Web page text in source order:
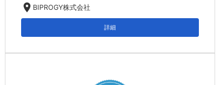
location_on BIPROGY株式会社
詳細